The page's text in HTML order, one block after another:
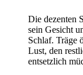
Die dezenten
sein Gesicht
Schlaf. Träge
Lust, den
entsetzlich